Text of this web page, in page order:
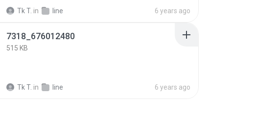
Tk T. in line 6 years ago
7318_676012480
515 KB
Tk T. in line 6 years ago